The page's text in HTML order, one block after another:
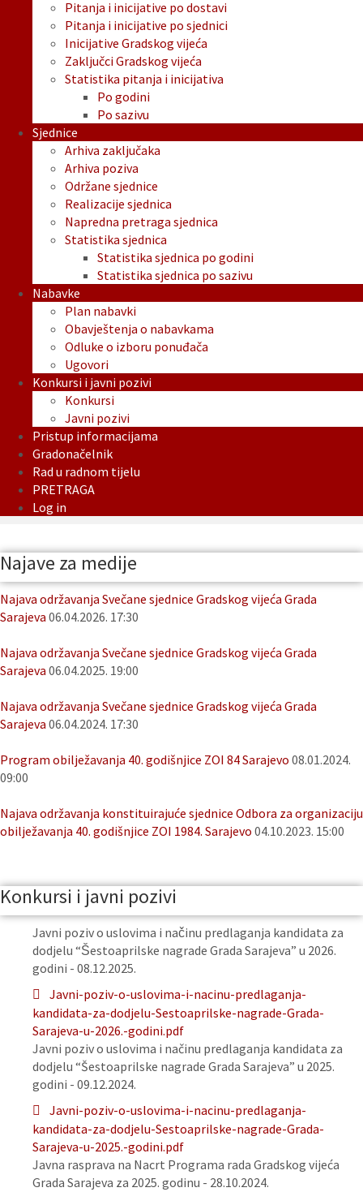
Pitanja i inicijative po dostavi
Pitanja i inicijative po sjednici
Inicijative Gradskog vijeća
Zaključci Gradskog vijeća
Statistika pitanja i inicijativa
Po godini
Po sazivu
Sjednice
Arhiva zaključaka
Arhiva poziva
Održane sjednice
Realizacije sjednica
Napredna pretraga sjednica
Statistika sjednica
Statistika sjednica po godini
Statistika sjednica po sazivu
Nabavke
Plan nabavki
Obavještenja o nabavkama
Odluke o izboru ponuđača
Ugovori
Konkursi i javni pozivi
Konkursi
Javni pozivi
Pristup informacijama
Gradonačelnik
Rad u radnom tijelu
PRETRAGA
Log in
Najave za medije
Najava održavanja Svečane sjednice Gradskog vijeća Grada
Sarajeva 06.04.2026. 17:30
Najava održavanja Svečane sjednice Gradskog vijeća Grada
Sarajeva 06.04.2025. 19:00
Najava održavanja Svečane sjednice Gradskog vijeća Grada
Sarajeva 06.04.2024. 17:30
Program obilježavanja 40. godišnjice ZOI 84 Sarajevo 08.01.2024.
09:00
Najava održavanja konstituirajuće sjednice Odbora za organizaciju
obilježavanja 40. godišnjice ZOI 1984. Sarajevo 04.10.2023. 15:00
Konkursi i javni pozivi
Javni poziv o uslovima i načinu predlaganja kandidata za
dodjelu “Šestoaprilske nagrade Grada Sarajeva” u 2026.
godini - 08.12.2025.
Javni-poziv-o-uslovima-i-nacinu-predlaganja-
kandidata-za-dodjelu-Sestoaprilske-nagrade-Grada-
Sarajeva-u-2026.-godini.pdf
Javni poziv o uslovima i načinu predlaganja kandidata za
dodjelu “Šestoaprilske nagrade Grada Sarajeva” u 2025.
godini - 09.12.2024.
Javni-poziv-o-uslovima-i-nacinu-predlaganja-
kandidata-za-dodjelu-Sestoaprilske-nagrade-Grada-
Sarajeva-u-2025.-godini.pdf
Javna rasprava na Nacrt Programa rada Gradskog vijeća
Grada Sarajeva za 2025. godinu - 28.10.2024.